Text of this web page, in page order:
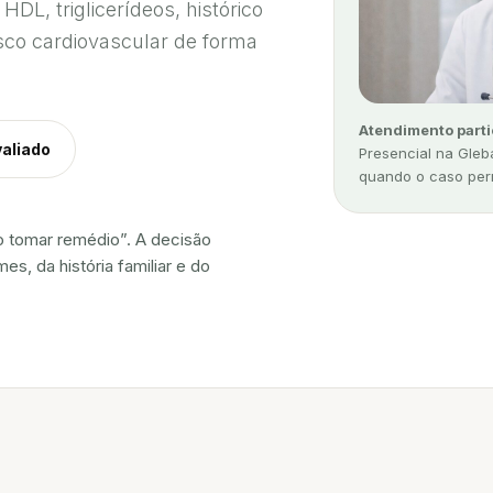
triglicerídeos, histórico
cardiovascular de forma
tomar remédio”. A decisão
da história familiar e do
Atendimento
Presencial na
quando o caso